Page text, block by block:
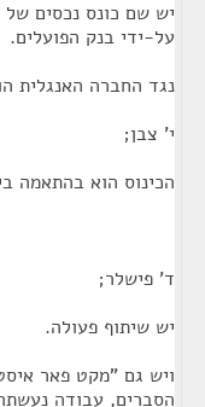
יש שם כונס נכסים של
על-ידי בנק הפועלים.
נגד החברה האנגלית
י' צבן;
הכינוס הוא בהתאמה
ד' פישלר;
יש שיתוף פעולה.
ויש גם "מקט פאר
הסברים, עבודה